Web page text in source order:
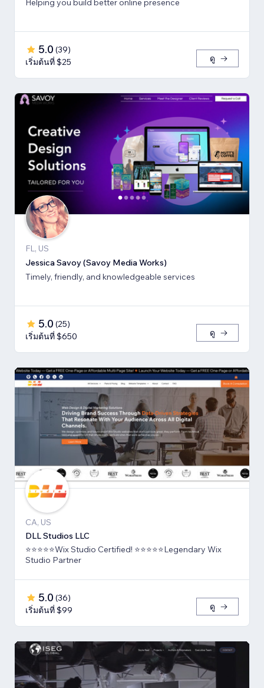
Helping you build better online presence
5.0 (39)
เริ่มต้นที่ $25
ดู
FL, US
Jessica Savoy (Savoy Media Works)
Timely, friendly, and knowledgeable services
5.0 (25)
เริ่มต้นที่ $650
ดู
CA, US
DLL Studios LLC
⭐⭐⭐⭐⭐Wix Studio Certified! ⭐⭐⭐⭐⭐Legendary Wix
Studio Partner
5.0 (36)
เริ่มต้นที่ $99
ดู